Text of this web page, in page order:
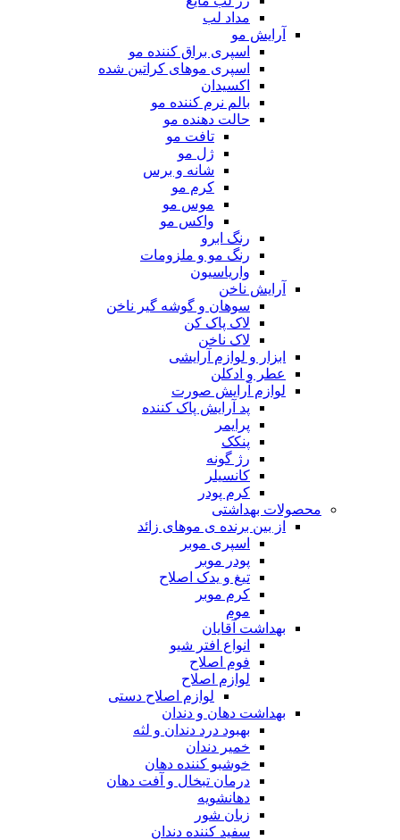
مداد لب
آرایش مو
اسپری براق کننده مو
اسپری موهای کراتین شده
اکسیدان
بالم نرم کننده مو
حالت دهنده مو
تافت مو
ژل مو
شانه و برس
کرم مو
موس مو
واکس مو
رنگ ابرو
رنگ مو و ملزومات
واریاسیون
آرایش ناخن
سوهان و گوشه گیر ناخن
لاک پاک کن
لاک ناخن
ابزار و لوازم آرایشی
عطر و ادکلن
لوازم آرایش صورت
پد آرایش پاک کننده
پرایمر
پنکک
رژ گونه
کانسیلر
کرم پودر
محصولات بهداشتی
از بین برنده ی موهای زائد
اسپری موبر
پودر موبر
تیغ و یدک اصلاح
کرم موبر
موم
بهداشت آقایان
انواع افتر شیو
فوم اصلاح
لوازم اصلاح
لوازم اصلاح دستی
بهداشت دهان و دندان
بهبود درد دندان و لثه
خمیر دندان
خوشبو کننده دهان
درمان تبخال و آفت دهان
دهانشویه
زبان شور
سفید کننده دندان